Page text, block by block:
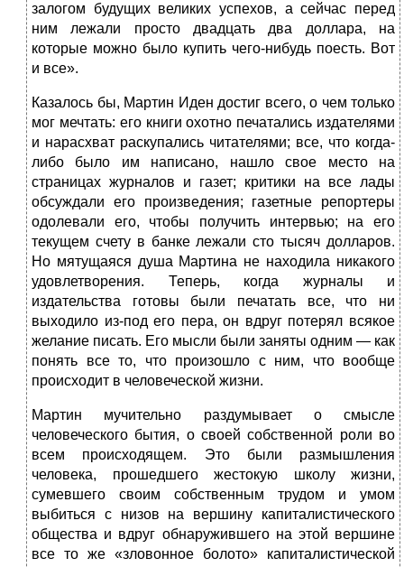
залогом будущих великих успехов, а сейчас перед
ним лежали просто двадцать два доллара, на
которые можно было купить чего-нибудь поесть. Вот
и все».
Казалось бы, Мартин Иден достиг всего, о чем только
мог мечтать: его книги охотно печатались издателями
и нарасхват раскупались читателями; все, что когда-
либо было им написано, нашло свое место на
страницах журналов и газет; критики на все лады
обсуждали его произведения; газетные репортеры
одолевали его, чтобы получить интервью; на его
текущем счету в банке лежали сто тысяч долларов.
Но мятущаяся душа Мартина не находила никакого
удовлетворения. Теперь, когда журналы и
издательства готовы были печатать все, что ни
выходило из-под его пера, он вдруг потерял всякое
желание писать. Его мысли были заняты одним — как
понять все то, что произошло с ним, что вообще
происходит в человеческой жизни.
Мартин мучительно раздумывает о смысле
человеческого бытия, о своей собственной роли во
всем происходящем. Это были размышления
человека, прошедшего жестокую школу жизни,
сумевшего своим собственным трудом и умом
выбиться с низов на вершину капиталистического
общества и вдруг обнаружившего на этой вершине
все то же «зловонное болото» капиталистической